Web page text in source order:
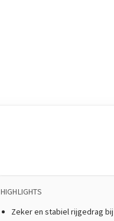
HIGHLIGHTS
Zeker en stabiel rijgedrag